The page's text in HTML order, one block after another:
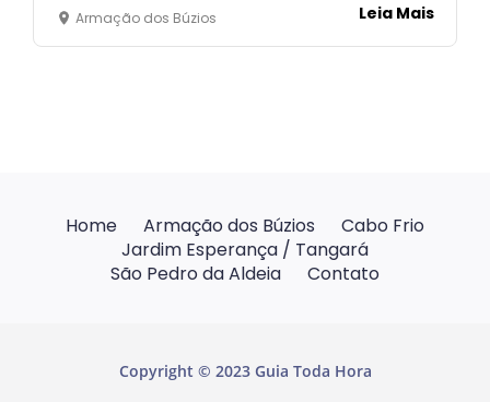
Armação dos Búzios Leia Mais
Home Armação dos Búzios
Cabo Frio
Jardim Esperança / Tangará
São Pedro da Aldeia
Contato
Copyright © 2023 Guia Toda Hora